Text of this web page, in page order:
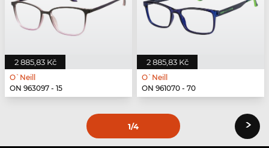
2 885,83 Kč
O`Neill
ON 963097 - 15
2 885,83 Kč
O`Neill
ON 961070 - 70
1/4 ›